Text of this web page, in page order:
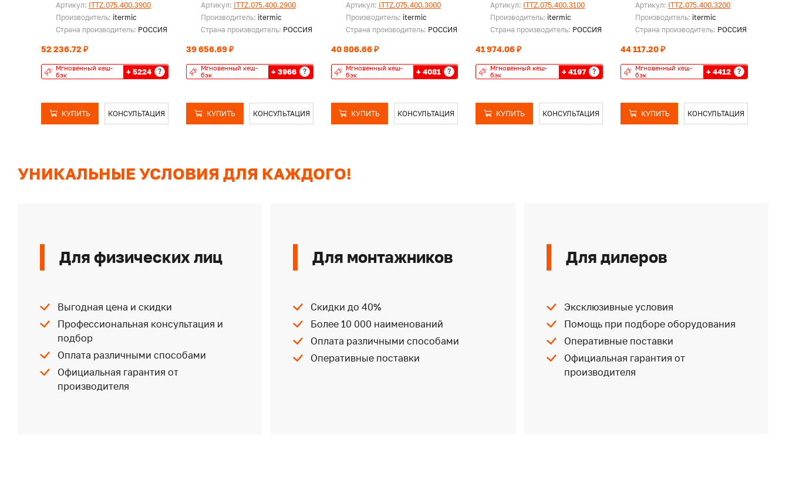
Артикул: ITTZ.075.400.3900
Производитель: itermic
Страна производитель: РОССИЯ
52 236.72 ₽
Мгновенный кеш-
бэк
+ 5224 ?
КУПИТЬ КОНСУЛЬТАЦИЯ
Артикул: ITTZ.075.400.2900
Производитель: itermic
Страна производитель: РОССИЯ
39 656.69 ₽
Мгновенный кеш-
бэк
+ 3966 ?
КУПИТЬ КОНСУЛЬТАЦИЯ
Артикул: ITTZ.075.400.3000
Производитель: itermic
Страна производитель: РОССИЯ
40 806.66 ₽
Мгновенный кеш-
бэк
+ 4081 ?
КУПИТЬ КОНСУЛЬТАЦИЯ
Артикул: ITTZ.075.400.3100
Производитель: itermic
Страна производитель: РОССИЯ
41 974.06 ₽
Мгновенный кеш-
бэк
+ 4197 ?
КУПИТЬ КОНСУЛЬТАЦИЯ
Артикул: ITTZ.075.400.3200
Производитель: itermic
Страна производитель: РОССИЯ
44 117.20 ₽
Мгновенный кеш-
бэк
+ 4412 ?
КУПИТЬ КОНСУЛЬТАЦИЯ
УНИКАЛЬНЫЕ УСЛОВИЯ ДЛЯ КАЖДОГО!
Для физических лиц
Выгодная цена и скидки
Профессиональная консультация и
подбор
Оплата различными способами
Официальная гарантия от
производителя
Для монтажников
Скидки до 40%
Более 10 000 наименований
Оплата различными способами
Оперативные поставки
Для дилеров
Эксклюзивные условия
Помощь при подборе оборудования
Оперативные поставки
Официальная гарантия от
производителя